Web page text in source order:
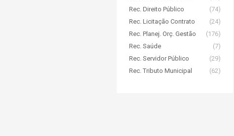
Rec. Direito Público
(74)
Rec. Licitação Contrato
(24)
Rec. Planej. Orç. Gestão
(176)
Rec. Saúde
(7)
Rec. Servidor Público
(29)
Rec. Tributo Municipal
(62)